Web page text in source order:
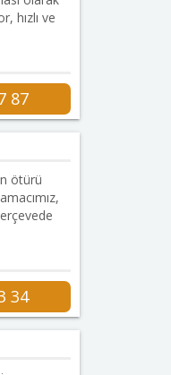
hızlı ve
87
ötürü
34